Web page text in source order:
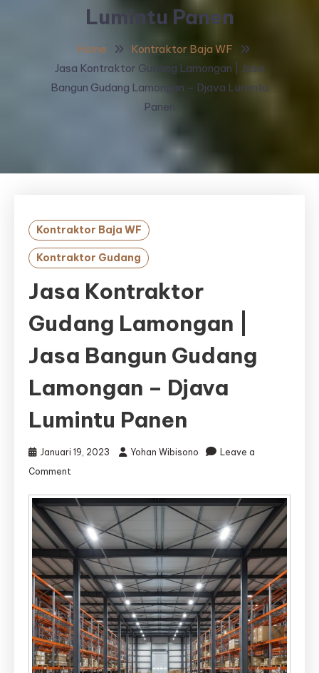
Lumintu Panen
Home
Kontraktor Baja WF
Jasa Kontraktor Gudang Lamongan | Jasa
Bangun Gudang Lamongan – Djava Lumintu
Panen
Kontraktor Baja WF
Kontraktor Gudang
Jasa Kontraktor
Gudang Lamongan |
Jasa Bangun Gudang
Lamongan – Djava
Lumintu Panen
Januari 19, 2023 Yohan Wibisono
Leave a
Comment
Kontraktor
Gudang
Lamongan
|
Jasa
Bangun
Gudang
Lamongan
–
Djava
Lumintu
Panen